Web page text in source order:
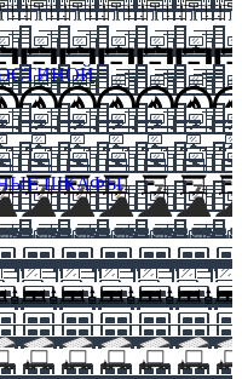
ШКАФЫ